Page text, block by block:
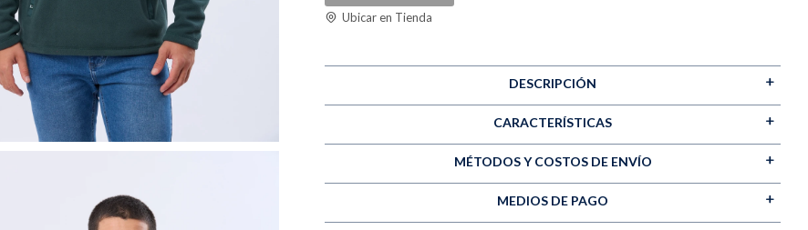
Ubicar en Tienda
DESCRIPCIÓN
CARACTERÍSTICAS
MÉTODOS Y COSTOS DE ENVÍO
MEDIOS DE PAGO